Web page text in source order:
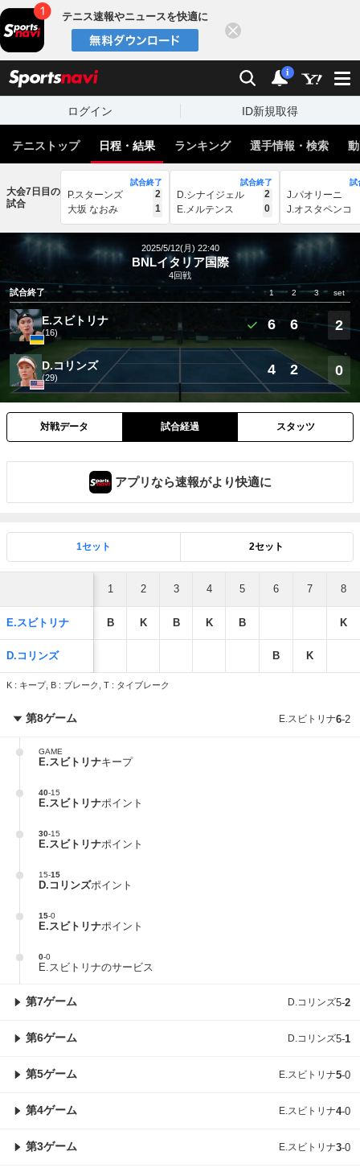
テニス速報やニュースを快適に
検索 通知
i
ログイン ID新規取得
テニストップ 日程・結果 ランキング 選手情報・検索
大会7日目の
試合
試合終了
P.スターンズ
2
大坂 なおみ
1
試合終了
D.シナイジェル
2
E.メルテンス
0
試
J.パオリーニ
J.オスタペンコ
2025/5/12(月) 22:40
BNLイタリア国際
4回戦
試合終了
1 2 3 set
E.スビトリナ
(16) 6 6 2
D.コリンズ
(29) 4 2 0
対戦データ 試合経過 スタッツ
アプリなら速報がより快適に
1セット 2セット
1 2 3 4 5 6 7 8
E.スビトリナ B K B K B K
D.コリンズ B K
K : キープ, B : ブレーク, T : タイブレーク
第8ゲーム E.スビトリナ6-2
GAME
E.スビトリナキープ
40-15
E.スビトリナポイント
30-15
E.スビトリナポイント
15-15
D.コリンズポイント
15-0
E.スビトリナポイント
0-0
E.スビトリナのサービス
第7ゲーム D.コリンズ5-2
第6ゲーム D.コリンズ5-1
第5ゲーム E.スビトリナ5-0
第4ゲーム E.スビトリナ4-0
第3ゲーム E.スビトリナ3-0